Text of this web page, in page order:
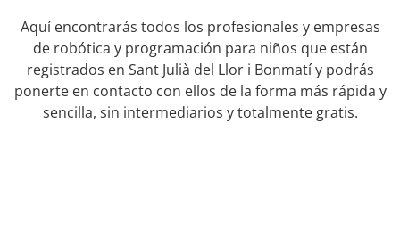
Aquí encontrarás todos los profesionales y empresas
de robótica y programación para niños que están
registrados en Sant Julià del Llor i Bonmatí y podrás
ponerte en contacto con ellos de la forma más rápida y
sencilla, sin intermediarios y totalmente gratis.